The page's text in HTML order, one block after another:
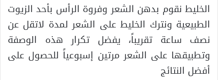
الخليط نقوم بدهن الشعر وفروة الرأس بأحد الزيوت
الطبيعية ونترك الخليط على الشعر لمدة لاتقل عن
نصف ساعة تقريباً، يفضل تكرار هذه الوصفة
وتطبيقها على الشعر مرتين إسبوعياً للحصول على
أفضل النتائج